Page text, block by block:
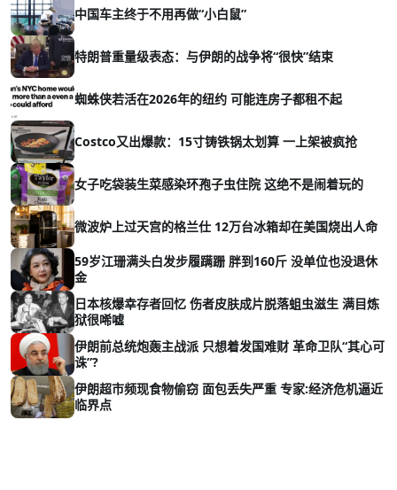
中国车主终于不用再做“小白鼠”
特朗普重量级表态：与伊朗的战争将“很快”结束
蜘蛛侠若活在2026年的纽约 可能连房子都租不起
Costco又出爆款：15寸铸铁锅太划算 一上架被疯抢
女子吃袋装生菜感染环孢子虫住院 这绝不是闹着玩的
微波炉上过天宫的格兰仕 12万台冰箱却在美国烧出人命
59岁江珊满头白发步履蹒跚 胖到160斤 没单位也没退休
金
日本核爆幸存者回忆 伤者皮肤成片脱落蛆虫滋生 满目炼
狱很唏嘘
伊朗前总统炮轰主战派 只想着发国难财 革命卫队“其心可
诛”?
伊朗超市频现食物偷窃 面包丢失严重 专家:经济危机逼近
临界点